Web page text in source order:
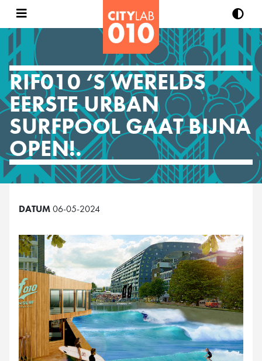
RIF010 ‘S WERELDS
EERSTE URBAN
SURFPOOL GAAT BIJNA
OPEN!.
DATUM06-05-2024